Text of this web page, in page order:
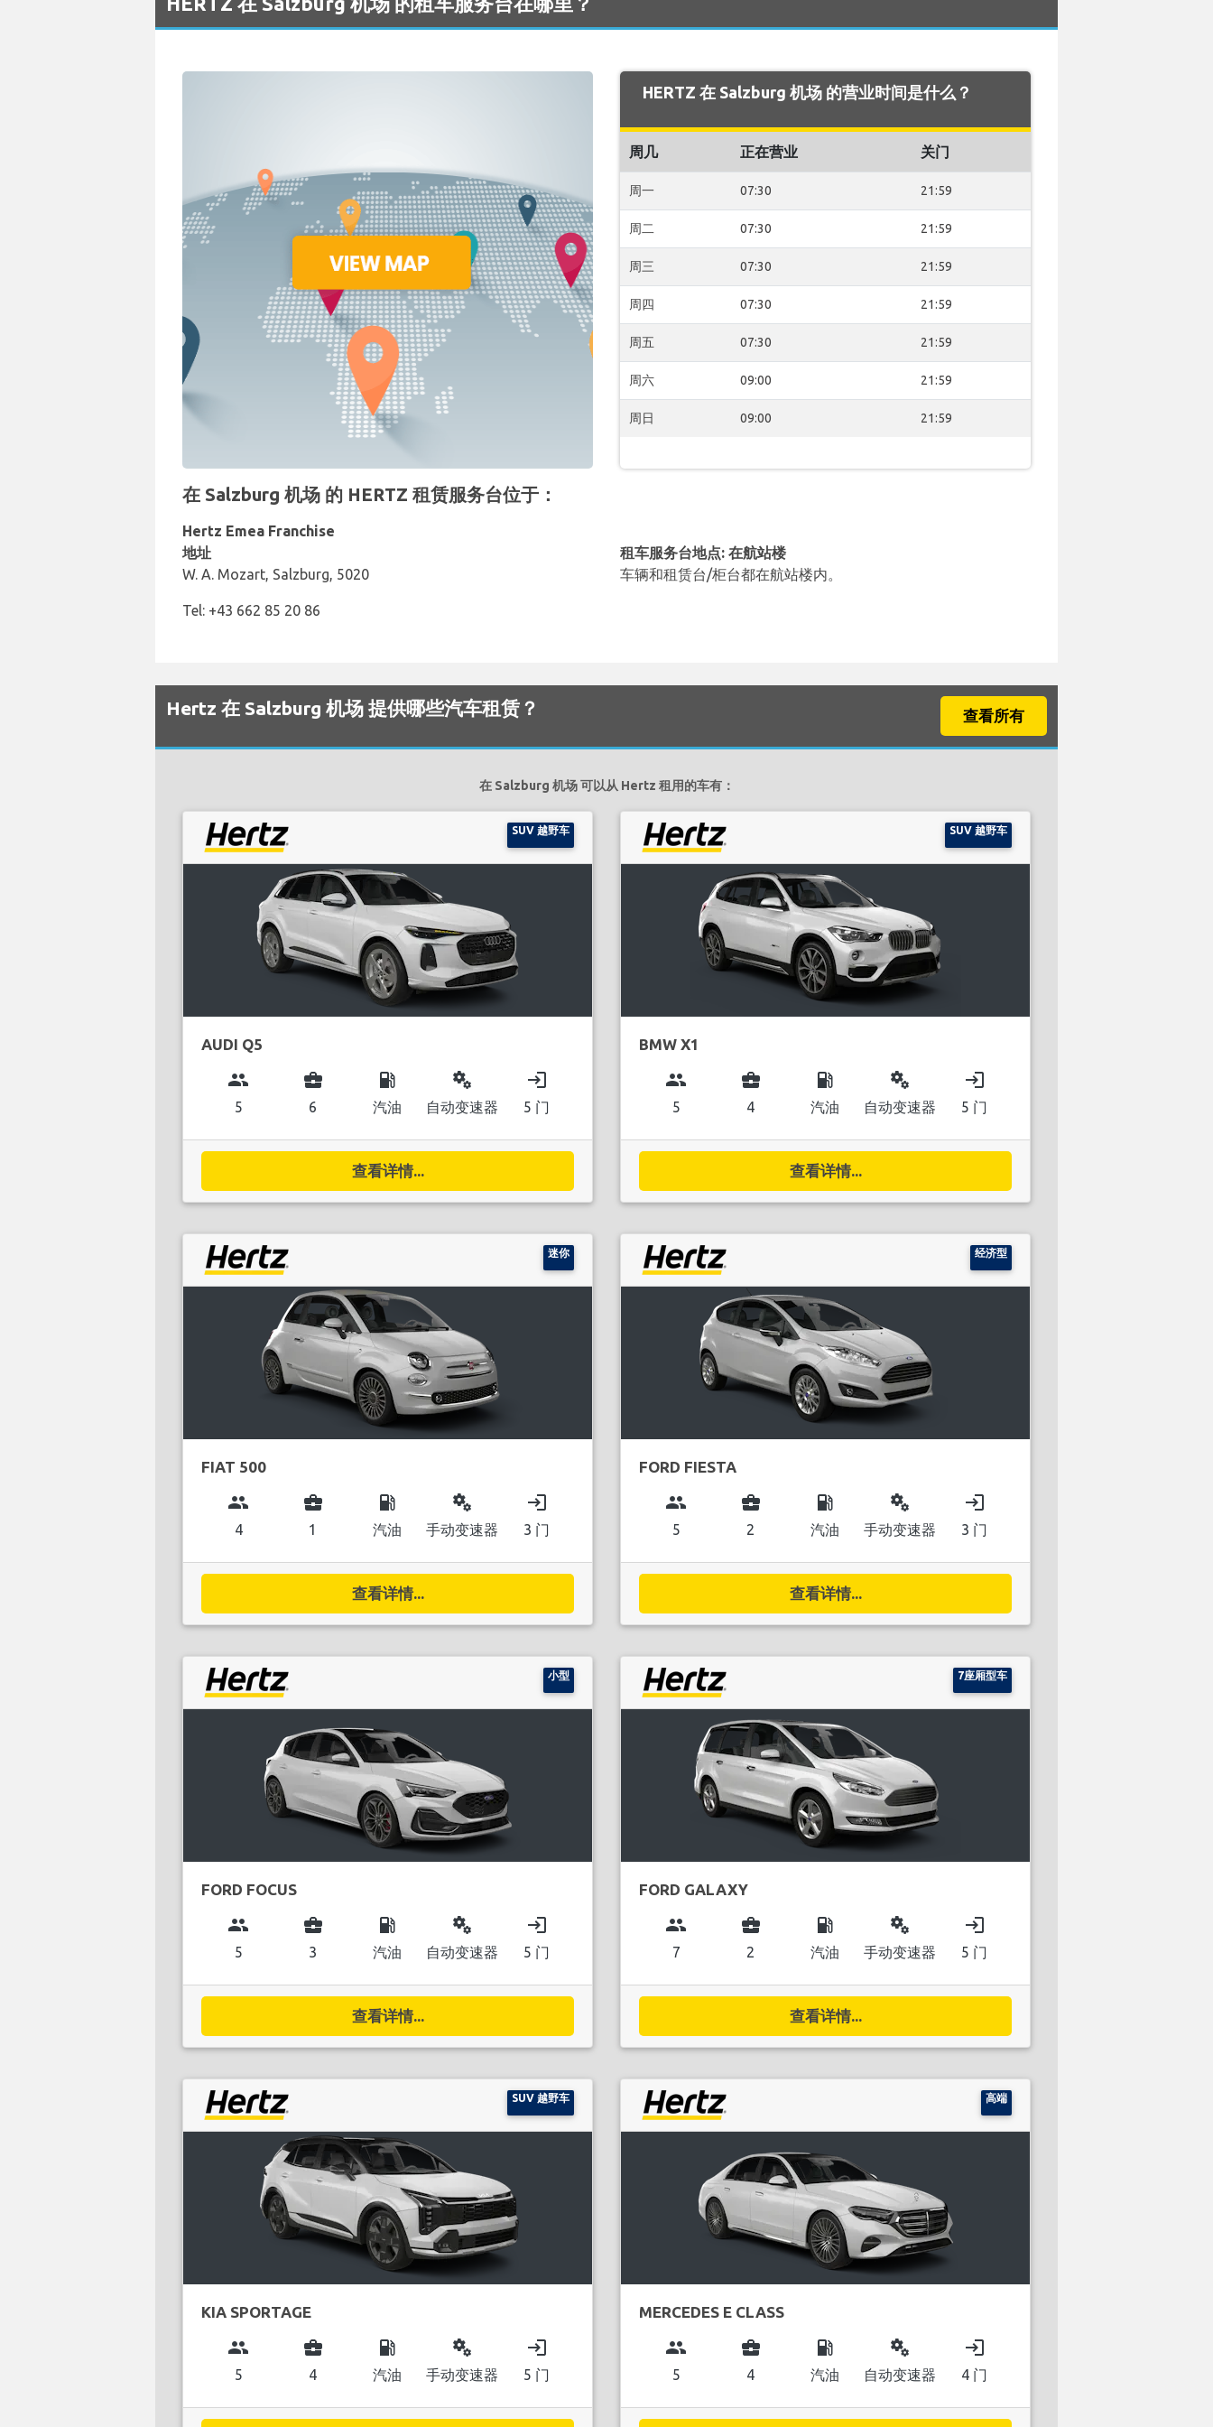
HERTZ 在 Salzburg 机场 的营业时间是什么？
周几 正在营业 关门
周一 07:30 21:59
周二 07:30 21:59
周三 07:30 21:59
周四 07:30 21:59
周五 07:30 21:59
周六 09:00 21:59
周日 09:00 21:59
在 Salzburg 机场 的 HERTZ 租赁服务台位于：
Hertz Emea Franchise
地址
W. A. Mozart, Salzburg, 5020
Tel: +43 662 85 20 86
租车服务台地点: 在航站楼
车辆和租赁台/柜台都在航站楼内。
Hertz 在 Salzburg 机场 提供哪些汽车租赁？ 查看所有
在 Salzburg 机场 可以从 Hertz 租用的车有：
SUV 越野车
AUDI Q5
group
5
business_center
6
local_gas_station
汽油
miscellaneous_services
自动变速器
login
5 门
查看详情...
SUV 越野车
BMW X1
group
5
business_center
4
local_gas_station
汽油
miscellaneous_services
自动变速器
login
5 门
查看详情...
迷你
FIAT 500
group
4
business_center
1
local_gas_station
汽油
miscellaneous_services
手动变速器
login
3 门
查看详情...
经济型
FORD FIESTA
group
5
business_center
2
local_gas_station
汽油
miscellaneous_services
手动变速器
login
3 门
查看详情...
小型
FORD FOCUS
group
5
business_center
3
local_gas_station
汽油
miscellaneous_services
自动变速器
login
5 门
查看详情...
7座厢型车
FORD GALAXY
group
7
business_center
2
local_gas_station
汽油
miscellaneous_services
手动变速器
login
5 门
查看详情...
SUV 越野车
KIA SPORTAGE
group
5
business_center
4
local_gas_station
汽油
miscellaneous_services
手动变速器
login
5 门
高端
MERCEDES E CLASS
group
5
business_center
4
local_gas_station
汽油
miscellaneous_services
自动变速器
login
4 门